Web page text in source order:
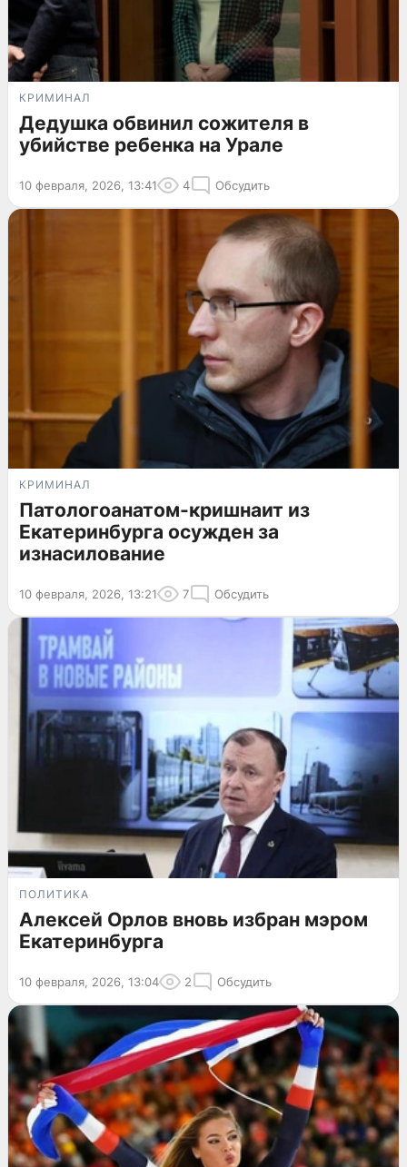
КРИМИНАЛ
Дедушка обвинил сожителя в
убийстве ребенка на Урале
10 февраля, 2026, 13:41 4 Обсудить
КРИМИНАЛ
Патологоанатом-кришнаит из
Екатеринбурга осужден за
изнасилование
10 февраля, 2026, 13:21 7 Обсудить
ПОЛИТИКА
Алексей Орлов вновь избран мэром
Екатеринбурга
10 февраля, 2026, 13:04 2 Обсудить